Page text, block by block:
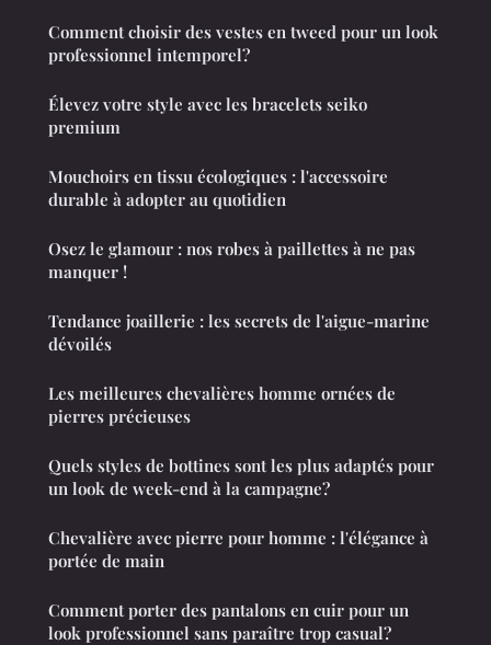
Comment choisir des vestes en tweed pour un look
professionnel intemporel?
Élevez votre style avec les bracelets seiko
premium
Mouchoirs en tissu écologiques : l'accessoire
durable à adopter au quotidien
Osez le glamour : nos robes à paillettes à ne pas
manquer !
Tendance joaillerie : les secrets de l'aigue-marine
dévoilés
Les meilleures chevalières homme ornées de
pierres précieuses
Quels styles de bottines sont les plus adaptés pour
un look de week-end à la campagne?
Chevalière avec pierre pour homme : l'élégance à
portée de main
Comment porter des pantalons en cuir pour un
look professionnel sans paraître trop casual?